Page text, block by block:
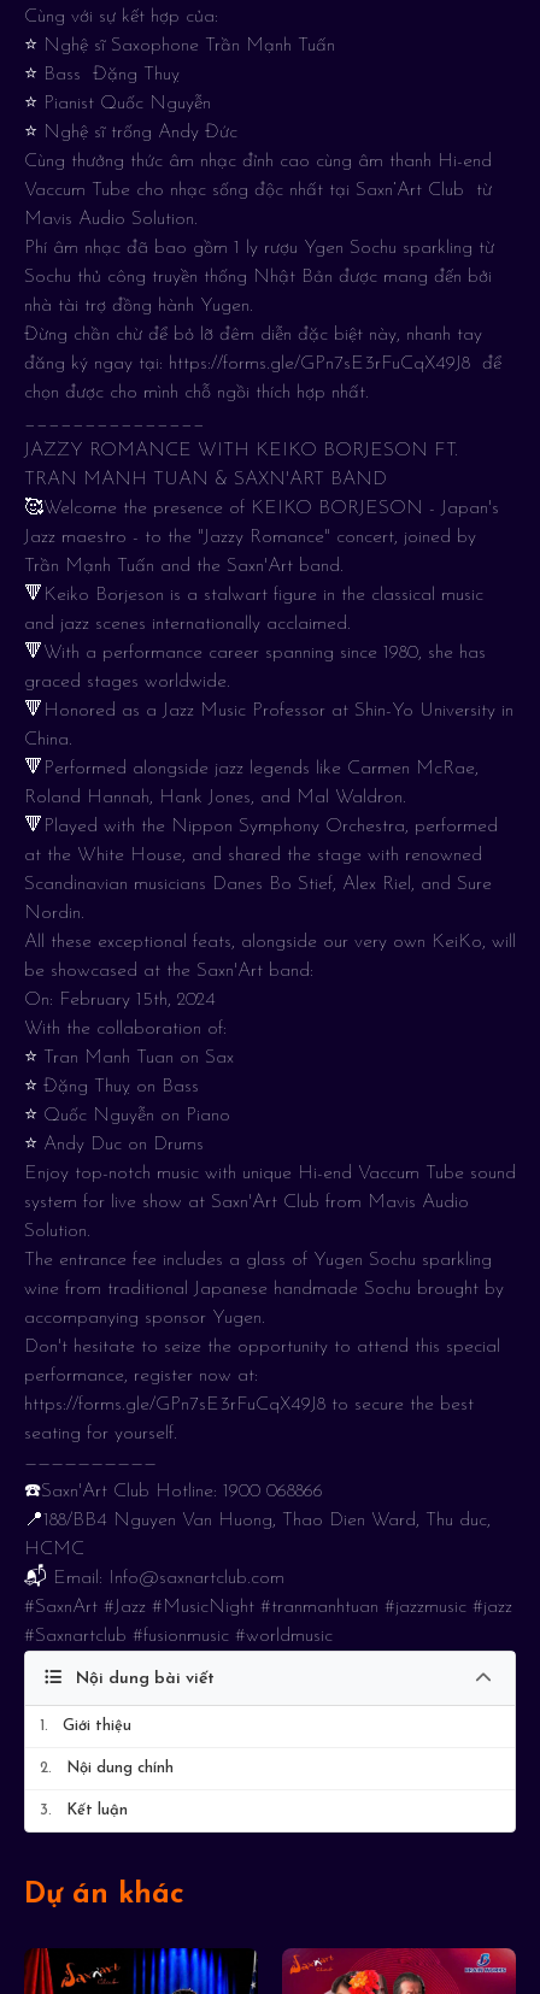
Cùng với sự kết hợp của:
⭐️ Nghệ sĩ Saxophone Trần Mạnh Tuấn
⭐️ Bass Đặng Thuỵ
⭐️ Pianist Quốc Nguyễn
⭐️ Nghệ sĩ trống Andy Đức
Cùng thưởng thức âm nhạc đỉnh cao cùng âm thanh Hi-end
Vaccum Tube cho nhạc sống độc nhất tại Saxn’Art Club từ
Mavis Audio Solution.
Phí âm nhạc đã bao gồm 1 ly rượu Ygen Sochu sparkling từ
Sochu thủ công truyền thống Nhật Bản được mang đến bởi
nhà tài trợ đồng hành Yugen.
Đừng chần chừ để bỏ lỡ đêm diễn đặc biệt này, nhanh tay
đăng ký ngay tại: https://forms.gle/GPn7sE3rFuCqX49J8 để
chọn được cho mình chỗ ngồi thích hợp nhất.
_______________
JAZZY ROMANCE WITH KEIKO BORJESON FT.
TRAN MANH TUAN & SAXN'ART BAND
🥰Welcome the presence of KEIKO BORJESON - Japan's
Jazz maestro - to the "Jazzy Romance" concert, joined by
Trần Mạnh Tuấn and the Saxn'Art band.
🔻Keiko Borjeson is a stalwart figure in the classical music
and jazz scenes internationally acclaimed.
🔻With a performance career spanning since 1980, she has
graced stages worldwide.
🔻Honored as a Jazz Music Professor at Shin-Yo University in
China.
🔻Performed alongside jazz legends like Carmen McRae,
Roland Hannah, Hank Jones, and Mal Waldron.
🔻Played with the Nippon Symphony Orchestra, performed
at the White House, and shared the stage with renowned
Scandinavian musicians Danes Bo Stief, Alex Riel, and Sure
Nordin.
All these exceptional feats, alongside our very own KeiKo, will
be showcased at the Saxn'Art band:
On: February 15th, 2024
With the collaboration of:
⭐️ Tran Manh Tuan on Sax
⭐️ Đặng Thuỵ on Bass
⭐️ Quốc Nguyễn on Piano
⭐️ Andy Duc on Drums
Enjoy top-notch music with unique Hi-end Vaccum Tube sound
system for live show at Saxn'Art Club from Mavis Audio
Solution.
The entrance fee includes a glass of Yugen Sochu sparkling
wine from traditional Japanese handmade Sochu brought by
accompanying sponsor Yugen.
Don't hesitate to seize the opportunity to attend this special
performance, register now at:
https://forms.gle/GPn7sE3rFuCqX49J8 to secure the best
seating for yourself.
——————————
☎️Saxn'Art Club Hotline: 1900 068866
📍188/BB4 Nguyen Van Huong, Thao Dien Ward, Thu duc,
HCMC
📬 Email: Info@saxnartclub.com
#SaxnArt #Jazz #MusicNight #tranmanhtuan #jazzmusic #jazz
#Saxnartclub #fusionmusic #worldmusic
Nội dung bài viết
1. Giới thiệu
2. Nội dung chính
3. Kết luận
Dự án khác